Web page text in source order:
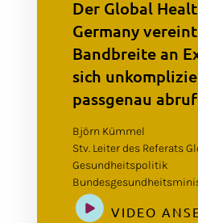
Der Global
Germany
Bandbreite an
sich
passgenau
Björn Kümmel
Stv. Leiter des Referats
Gesundheitspolitik
VIDEO